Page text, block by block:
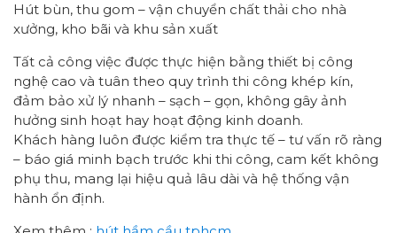
Hút bùn, thu gom – vận chuyển chất thải cho nhà
xưởng, kho bãi và khu sản xuất
Tất cả công việc được thực hiện bằng thiết bị công
nghệ cao và tuân theo quy trình thi công khép kín,
đảm bảo xử lý nhanh – sạch – gọn, không gây ảnh
hưởng sinh hoạt hay hoạt động kinh doanh.
Khách hàng luôn được kiểm tra thực tế – tư vấn rõ ràng
– báo giá minh bạch trước khi thi công, cam kết không
phụ thu, mang lại hiệu quả lâu dài và hệ thống vận
hành ổn định.